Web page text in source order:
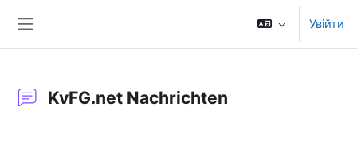
Увійти
KvFG.net Nachrichten